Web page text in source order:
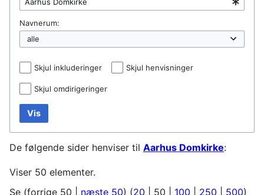
Navnerum:
Skjul inkluderinger Skjul henvisninger
Skjul omdirigeringer
Vis
De følgende sider henviser til Aarhus Domkirke:
Viser 50 elementer.
Se (forrige 50 næste 50) (20 50 100 250 500)